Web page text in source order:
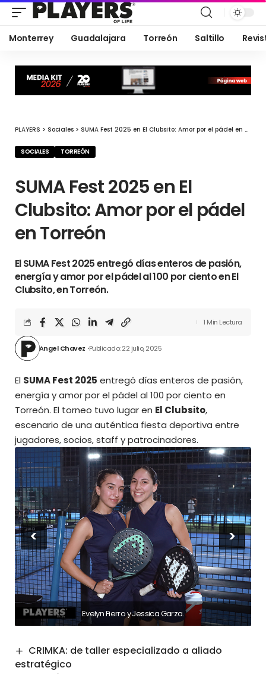
Monterrey Guadalajara Torreón Saltillo
PLAYERS > Sociales > SUMA Fest 2025 en El Clubsito: Amor por el pádel en Torreón
SOCIALES TORREÓN
SUMA Fest 2025 en El
Clubsito: Amor por el pádel
en Torreón
El SUMA Fest 2025 entregó días enteros de pasión,
energía y amor por el pádel al 100 por ciento en El
Clubsito, en Torreón.
Angel Chavez Publicado: 22 julio, 2025
1 Min Lectura
El SUMA Fest 2025 entregó días enteros de pasión,
energía y amor por el pádel al 100 por ciento en
Torreón. El torneo tuvo lugar en El Clubsito,
escenario de una auténtica fiesta deportiva entre
jugadores, socios, staff y patrocinadores.
Evelyn Fierro y Jessica Garza.
< >
CRIMKA: de taller especializado a aliado
estratégico